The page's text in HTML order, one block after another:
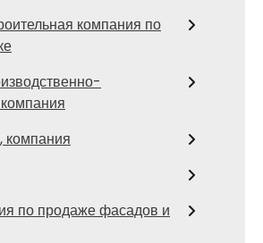
компания по
компания
по продаже фасадов и